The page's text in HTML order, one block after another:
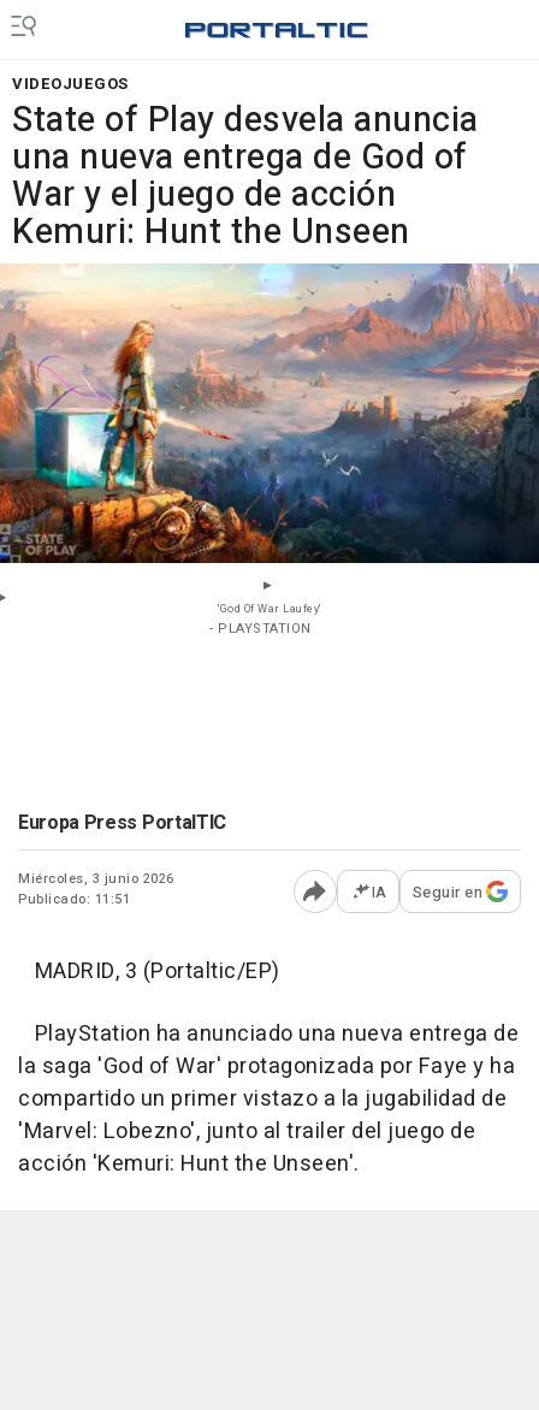
VIDEOJUEGOS
State of Play desvela anuncia
una nueva entrega de God of
War y el juego de acción
Kemuri: Hunt the Unseen
'God Of War Laufey'
- PLAYSTATION
Europa Press PortalTIC
Miércoles, 3 junio 2026
Publicado: 11:51
Abrir opciones para
IA Seguir en
MADRID, 3 (Portaltic/EP)
PlayStation ha anunciado una nueva entrega de
la saga 'God of War' protagonizada por Faye y ha
compartido un primer vistazo a la jugabilidad de
'Marvel: Lobezno', junto al trailer del juego de
acción 'Kemuri: Hunt the Unseen'.